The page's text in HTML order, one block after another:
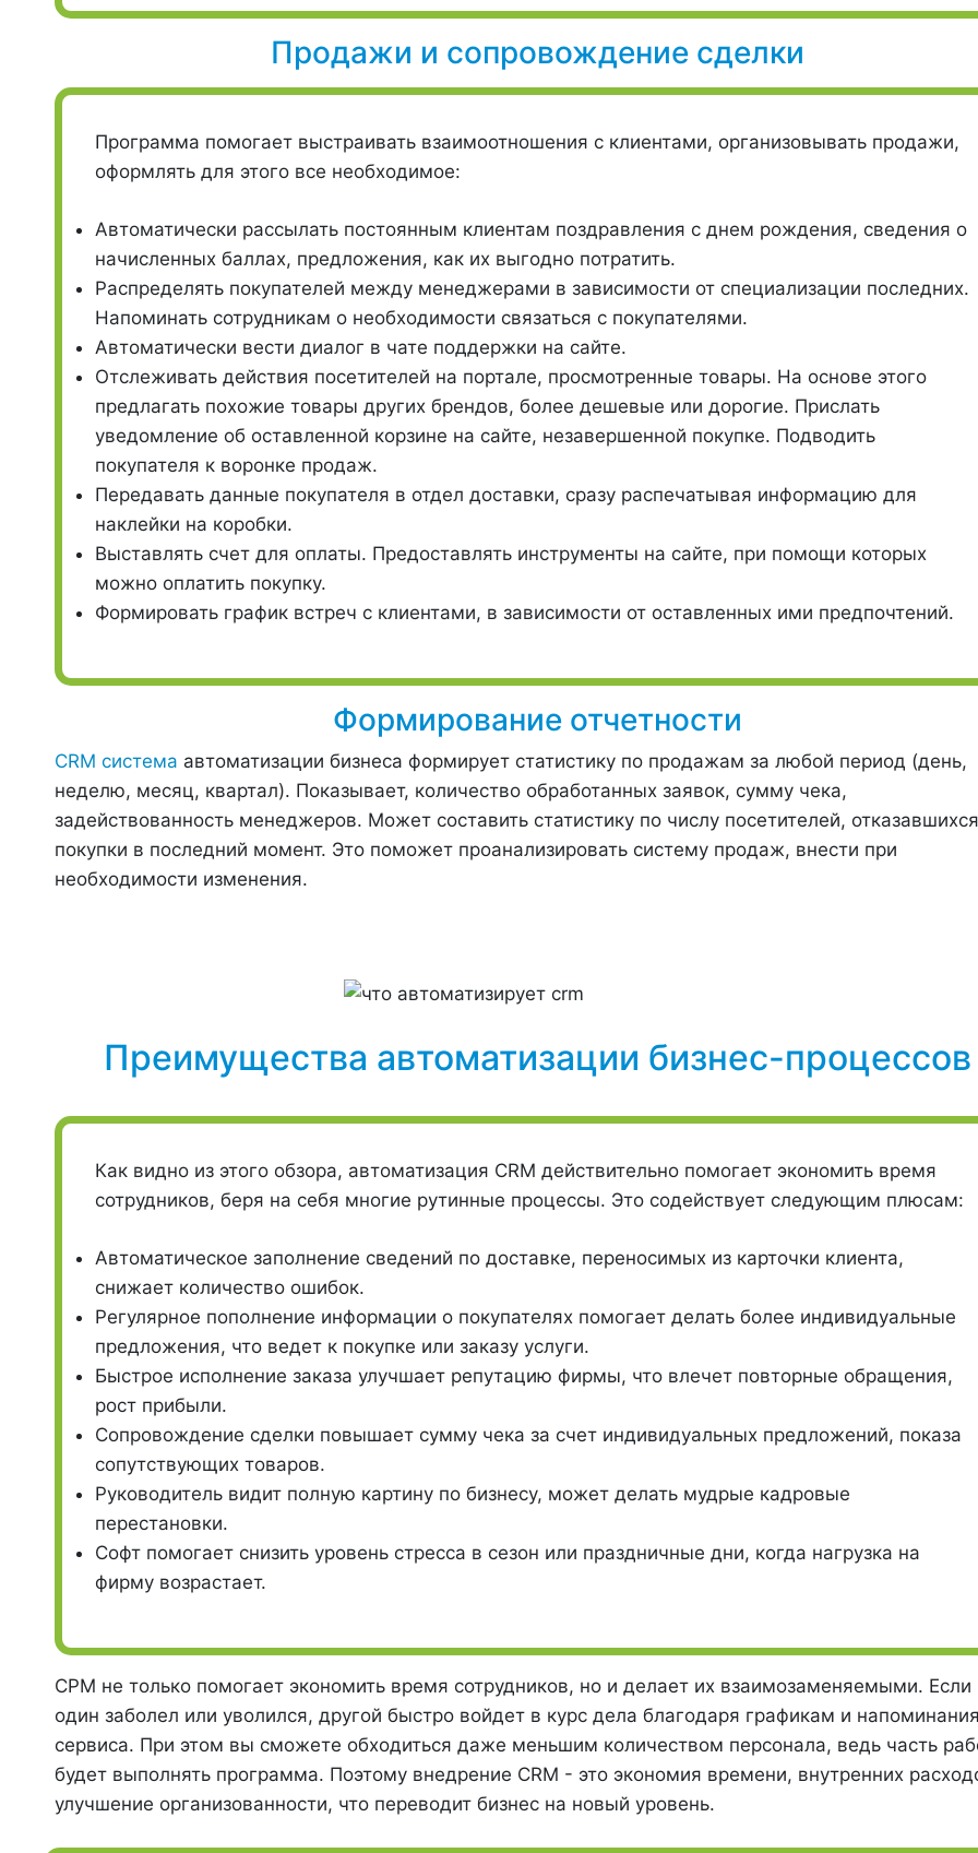
Продажи и сопровождение сделки
Программа помогает выстраивать взаимоотношения с клиентами, организовывать продажи,
оформлять для этого все необходимое:
Автоматически рассылать постоянным клиентам поздравления с днем рождения, сведения о
начисленных баллах, предложения, как их выгодно потратить.
Распределять покупателей между менеджерами в зависимости от специализации последних.
Напоминать сотрудникам о необходимости связаться с покупателями.
Автоматически вести диалог в чате поддержки на сайте.
Отслеживать действия посетителей на портале, просмотренные товары. На основе этого
предлагать похожие товары других брендов, более дешевые или дорогие. Прислать
уведомление об оставленной корзине на сайте, незавершенной покупке. Подводить
покупателя к воронке продаж.
Передавать данные покупателя в отдел доставки, сразу распечатывая информацию для
наклейки на коробки.
Выставлять счет для оплаты. Предоставлять инструменты на сайте, при помощи которых
можно оплатить покупку.
Формировать график встреч с клиентами, в зависимости от оставленных ими предпочтений.
Формирование отчетности
CRM система автоматизации бизнеса формирует статистику по продажам за любой период (день,
неделю, месяц, квартал). Показывает, количество обработанных заявок, сумму чека,
задействованность менеджеров. Может составить статистику по числу посетителей,
покупки в последний момент. Это поможет проанализировать систему продаж, внести при
необходимости изменения.
Преимущества автоматизации бизнес-процессов
Как видно из этого обзора, автоматизация CRM действительно помогает экономить время
сотрудников, беря на себя многие рутинные процессы. Это содействует следующим плюсам:
Автоматическое заполнение сведений по доставке, переносимых из карточки клиента,
снижает количество ошибок.
Регулярное пополнение информации о покупателях помогает делать более индивидуальные
предложения, что ведет к покупке или заказу услуги.
Быстрое исполнение заказа улучшает репутацию фирмы, что влечет повторные обращения,
рост прибыли.
Сопровождение сделки повышает сумму чека за счет индивидуальных предложений, показа
сопутствующих товаров.
Руководитель видит полную картину по бизнесу, может делать мудрые кадровые
перестановки.
Софт помогает снизить уровень стресса в сезон или праздничные дни, когда нагрузка на
фирму возрастает.
СРМ не только помогает экономить время сотрудников, но и делает их взаимозаменяемыми. Если
один заболел или уволился, другой быстро войдет в курс дела благодаря графикам и
сервиса. При этом вы сможете обходиться даже меньшим количеством персонала, ведь часть
будет выполнять программа. Поэтому внедрение CRM - это экономия времени, внутренних
улучшение организованности, что переводит бизнес на новый уровень.